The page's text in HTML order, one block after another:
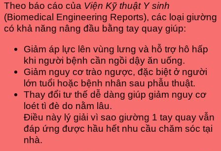
Theo báo cáo của Viện Kỹ thuật Y sinh
(Biomedical Engineering Reports), các loại giường
có khả năng nâng đầu bằng tay quay giúp:
Giảm áp lực lên vùng lưng và hỗ trợ hô hấp
khi người bệnh cần ngồi dậy ăn uống.
Giảm nguy cơ trào ngược, đặc biệt ở người
lớn tuổi hoặc bệnh nhân sau phẫu thuật.
Thay đổi tư thế dễ dàng giúp giảm nguy cơ
loét tì đè do nằm lâu.
Điều này lý giải vì sao giường 1 tay quay vẫn
đáp ứng được hầu hết nhu cầu chăm sóc tại
nhà.